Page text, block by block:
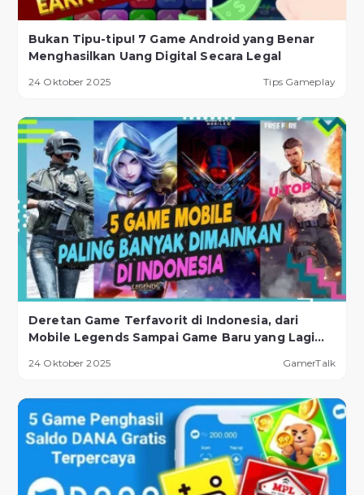
Bukan Tipu-tipu! 7 Game Android yang Benar
Menghasilkan Uang Digital Secara Legal
24 Oktober 2025 Tips Gameplay
Deretan Game Terfavorit di Indonesia, dari
Mobile Legends Sampai Game Baru yang Lagi
24 Oktober 2025 GamerTalk